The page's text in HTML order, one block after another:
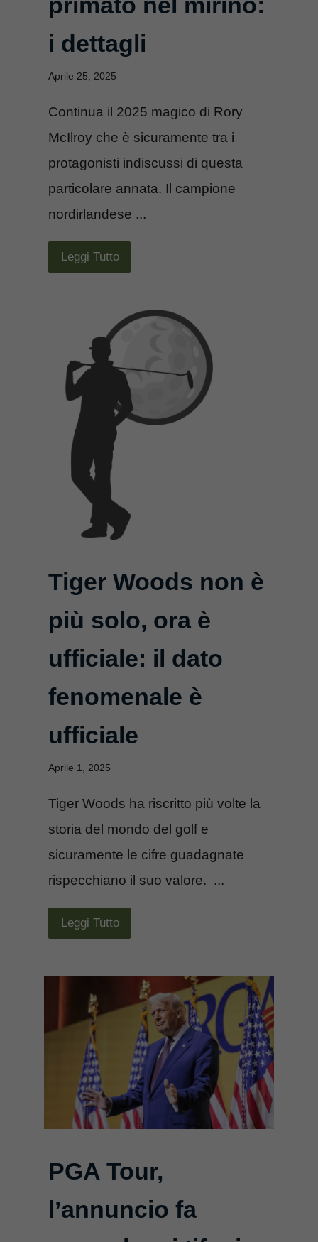
i dettagli
Aprile 25, 2025
Continua il 2025 magico di Rory
McIlroy che è sicuramente tra i
protagonisti indiscussi di questa
particolare annata. Il campione
nordirlandese ...
Leggi Tutto
Tiger Woods non è
più solo, ora è
ufficiale: il dato
fenomenale è
ufficiale
Aprile 1, 2025
Tiger Woods ha riscritto più volte la
storia del mondo del golf e
sicuramente le cifre guadagnate
rispecchiano il suo valore. ...
Leggi Tutto
PGA Tour,
l’annuncio fa